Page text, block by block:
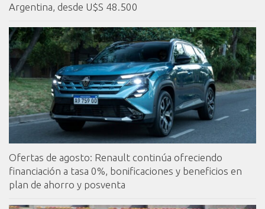
Argentina, desde U$S 48.500
Ofertas de agosto: Renault continúa ofreciendo
financiación a tasa 0%, bonificaciones y beneficios en
plan de ahorro y posventa